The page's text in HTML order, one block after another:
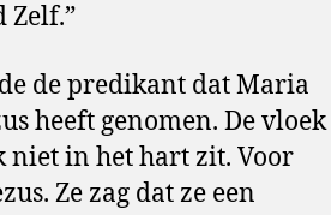
Zelf.”
de predikant dat Maria
heeft genomen. De vloek
niet in het hart zit. Voor
Ze zag dat ze een